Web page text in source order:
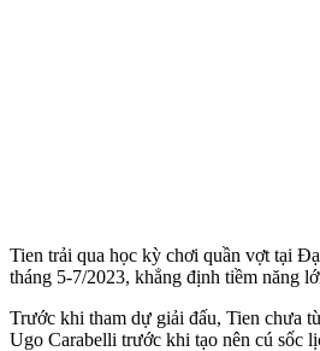
Tien trải qua học kỳ chơi quần vợt tại
tháng 5-7/2023, khẳng định tiềm năng
Trước khi tham dự giải đấu, Tien chưa
Ugo Carabelli trước khi tạo nên cú sốc